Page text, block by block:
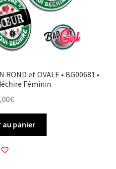
et OVALE • BG00681 •
Féminin
€
panier